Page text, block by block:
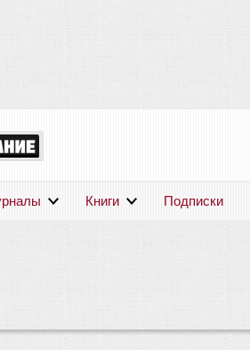
Книги Подписки